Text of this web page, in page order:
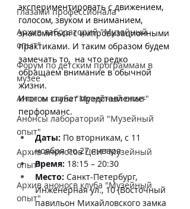
Глазами профессионала
Архив лабораторий "Музейный
опыт"
Форум по детским программам в
музее
Анонсы клуба "Музейный опыт"
Анонсы лабораторий "Музейный
опыт"
Архив аноносов ЦСИ "Музейный
опыт"
Архив аноносв клуба "Музейный
опыт"
экспериментировать с движением,
голосом, звуком и вниманием,
знакомиться с импровизационными
практиками. И таким образом будем
замечать то,  на что редко
обращаем внимание в обычной
жизни.
Итогом станет представление-
перформанс.
Даты: По вторникам, с 11
ноября по 27 января
Время: 18:15 – 20:30
Место: Санкт-Петербург,
Инженерная ул., 10 (Восточный
павильон Михайловского замка